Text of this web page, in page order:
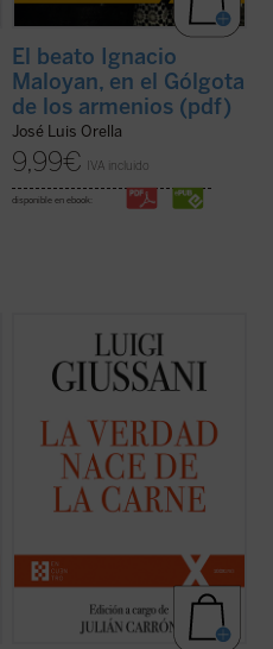
El beato Ignacio
Maloyan, en el Gólgota
de los armenios (pdf)
José Luis Orella
9,99€ IVA incluido
disponible en ebook:
El presente volumen recoge las lecciones
pronunciadas por don Luigi Giussani en los
Ejercicios Espirituales de la Fraternidad de
Comunión y Liberación --y los diálogos
consecuentes--, celebrados entre 1988 y
¿Qué es el cristianismo ...(ver ficha)